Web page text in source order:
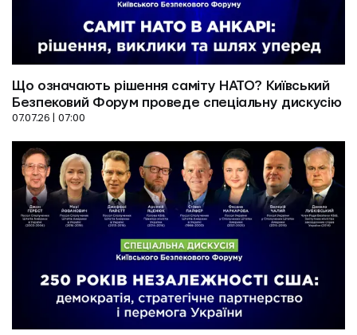
Що означають рішення саміту НАТО? Київський
Безпековий Форум проведе спеціальну дискусію
07.07.26 | 07:00